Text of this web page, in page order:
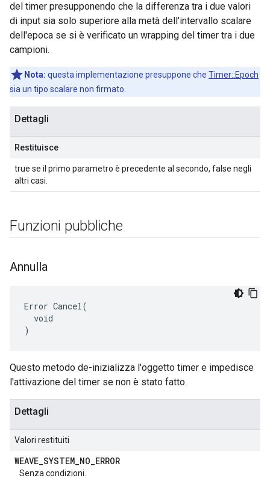
del timer presupponendo che la differenza tra i due valori
di input sia solo superiore alla metà dell'intervallo scalare
dell'epoca se si è verificato un wrapping del timer tra i due
campioni.
Nota: questa implementazione presuppone che Timer::Epoch
sia un tipo scalare non firmato.
Dettagli
Restituisce
true se il primo parametro è precedente al secondo, false negli
altri casi.
Funzioni pubbliche
Annulla
Error Cancel(
  void
)
Questo metodo de-inizializza l'oggetto timer e impedisce
l'attivazione del timer se non è stato fatto.
Dettagli
Valori restituiti
WEAVE_SYSTEM_NO_ERROR
Senza condizioni.